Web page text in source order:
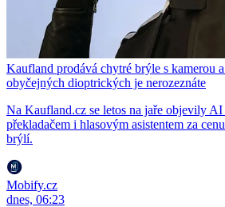
Kaufland prodává chytré brýle s kamerou
obyčejných dioptrických je nerozeznáte
Na Kaufland.cz se letos na jaře objevily
překladačem i hlasovým asistentem za
brýlí.
Mobify.cz
dnes, 06:23